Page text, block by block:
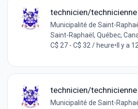
technicien/
Municipalité de Saint-
Saint-Raphaël, Québec,
C$ 27 - C$ 32 / heure• Il y a
technicien/
Municipalité de Saint-